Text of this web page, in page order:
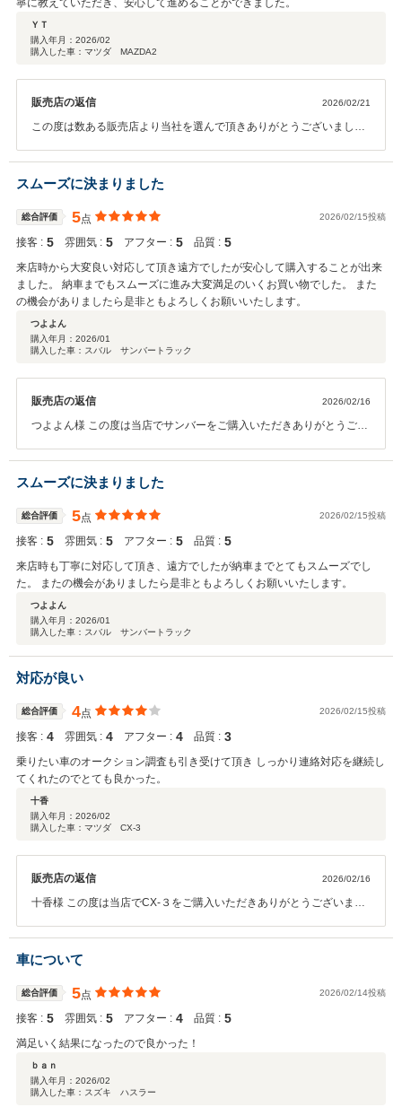
寧に教えていただき、安心して進めることができました。
ＹＴ
購入年月： 2026/02
購入した車：マツダ MAZDA2
販売店の返信 2026/02/21
この度は数ある販売店より当社を選んで頂きありがとうございまし
ると何よりです。 また、メンテナンスなどでもご利用くださいませ。
よろしくお願いいたします。
スムーズに決まりました
総合評価 5点 2026/02/15投稿
接客 : 5 雰囲気 : 5 アフター : 5 品質 : 5
来店時から大変良い対応して頂き遠方でしたが安心して購入することが出来
ました。 納車までもスムーズに進み大変満足のいくお買い物でした。 また
の機会がありましたら是非ともよろしくお願いいたします。
つよよん
購入年月： 2026/01
購入した車：スバル サンバートラック
販売店の返信 2026/02/16
つよよん様 この度は当店でサンバーをご購入いただきありがとうござ
ンテナンスや何か我々にお力になれる事がございましたら、ご相談も
いつでお受けいたします。またお会いできることを楽しみにしており
ます。素敵なカーライフをお送りくださいませ。
スムーズに決まりました
総合評価 5点 2026/02/15投稿
接客 : 5 雰囲気 : 5 アフター : 5 品質 : 5
来店時も丁寧に対応して頂き、遠方でしたが納車までとてもスムーズでし
た。 またの機会がありましたら是非ともよろしくお願いいたします。
つよよん
購入年月： 2026/01
購入した車：スバル サンバートラック
対応が良い
総合評価 4点 2026/02/15投稿
接客 : 4 雰囲気 : 4 アフター : 4 品質 : 3
乗りたい車のオークション調査も引き受けて頂き しっかり連絡対応を継続し
てくれたのでとても良かった。
十香
購入年月： 2026/02
購入した車：マツダ CX-3
販売店の返信 2026/02/16
十香様 この度は当店でCX-３をご購入いただきありがとうございま
ただきます。 今後のメンテナンスのご相談もいつでお受けいたします
ので今後とも宜しくお願い致します。
車について
総合評価 5点 2026/02/14投稿
接客 : 5 雰囲気 : 5 アフター : 4 品質 : 5
満足いく結果になったので良かった！
ｂａｎ
購入年月： 2026/02
購入した車：スズキ ハスラー